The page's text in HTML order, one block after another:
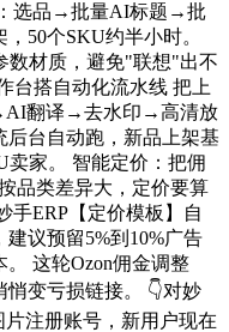
选品→批量AI标题→批
50个SKU约半小时。
数材质，避免"联想"出不
台搭自动化流水线 把上
翻译→去水印→高清放
台自动跑，新品上架基
卖家。 智能定价：把佣
品类差异大，定价要算
手ERP【定价模板】自
议预留5%到10%广告
这轮Ozon佣金调整
变亏损链接。 👇对妙
注册账号，新用户现在